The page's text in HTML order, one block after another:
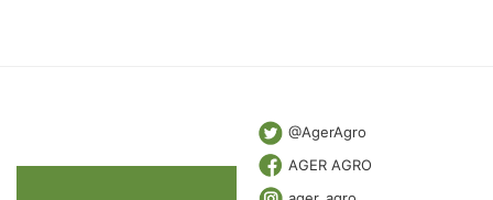
@AgerAgro
AGER AGRO